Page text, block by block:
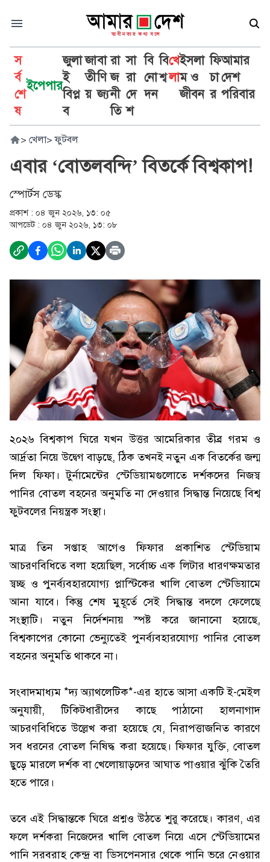
স
র্ব
শে
ষ
ইপেপার
জুলা
ই
বিপ্ল
ব
জা
তী
য়
বা
ণি
জ্য
রা
জ
নী
তি
সা
রা
দে
শ
বি
নো
দন
বি
শ্ব
খে
লা
ইসলা
ম ও
জীবন
ফি
চা
র
আমার
দেশ
পরিবার
> খেলা> ফুটবল
এবার ‘বোতলবন্দি’ বিতর্কে বিশ্বকাপ!
স্পোর্টস ডেস্ক
প্রকাশ : ০৪ জুন ২০২৬, ১৩: ০৫
আপডেট : ০৪ জুন ২০২৬, ১৩: ০৮
২০২৬ বিশ্বকাপ ঘিরে যখন উত্তর আমেরিকার তীব্র গরম ও
আর্দ্রতা নিয়ে উদ্বেগ বাড়ছে, ঠিক তখনই নতুন এক বিতর্কের জন্ম
দিল ফিফা। টুর্নামেন্টের স্টেডিয়ামগুলোতে দর্শকদের নিজস্ব
পানির বোতল বহনের অনুমতি না দেওয়ার সিদ্ধান্ত নিয়েছে বিশ্ব
ফুটবলের নিয়ন্ত্রক সংস্থা।
মাত্র তিন সপ্তাহ আগেও ফিফার প্রকাশিত স্টেডিয়াম
আচরণবিধিতে বলা হয়েছিল, সর্বোচ্চ এক লিটার ধারণক্ষমতার
স্বচ্ছ ও পুনর্ব্যবহারযোগ্য প্লাস্টিকের খালি বোতল স্টেডিয়ামে
আনা যাবে। কিন্তু শেষ মুহূর্তে সেই সিদ্ধান্ত বদলে ফেলেছে
সংস্থাটি। নতুন নির্দেশনায় স্পষ্ট করে জানানো হয়েছে,
বিশ্বকাপের কোনো ভেন্যুতেই পুনর্ব্যবহারযোগ্য পানির বোতল
বহনের অনুমতি থাকবে না।
সংবাদমাধ্যম *দ্য অ্যাথলেটিক*-এর হাতে আসা একটি ই-মেইল
অনুযায়ী, টিকিটধারীদের কাছে পাঠানো হালনাগাদ
আচরণবিধিতে উল্লেখ করা হয়েছে যে, নিরাপত্তাজনিত কারণে
সব ধরনের বোতল নিষিদ্ধ করা হয়েছে। ফিফার যুক্তি, বোতল
ছুড়ে মারলে দর্শক বা খেলোয়াড়দের আঘাত পাওয়ার ঝুঁকি তৈরি
হতে পারে।
তবে এই সিদ্ধান্তকে ঘিরে প্রশ্নও উঠতে শুরু করেছে। কারণ, এর
ফলে দর্শকরা নিজেদের খালি বোতল নিয়ে এসে স্টেডিয়ামের
পানি সরবরাহ কেন্দ্র বা ডিসপেনসার থেকে পানি ভরে নেওয়ার